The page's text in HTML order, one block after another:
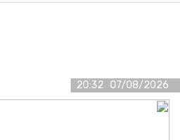
07/08/2026 20:32